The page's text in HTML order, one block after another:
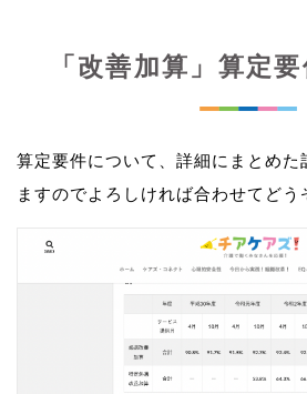
「改善加算」算定
算定要件について、詳細にまとめた
ますのでよろしければ合わせてどう